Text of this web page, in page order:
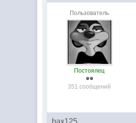
Пользователь
Постоялец
351 сообщений
bax125